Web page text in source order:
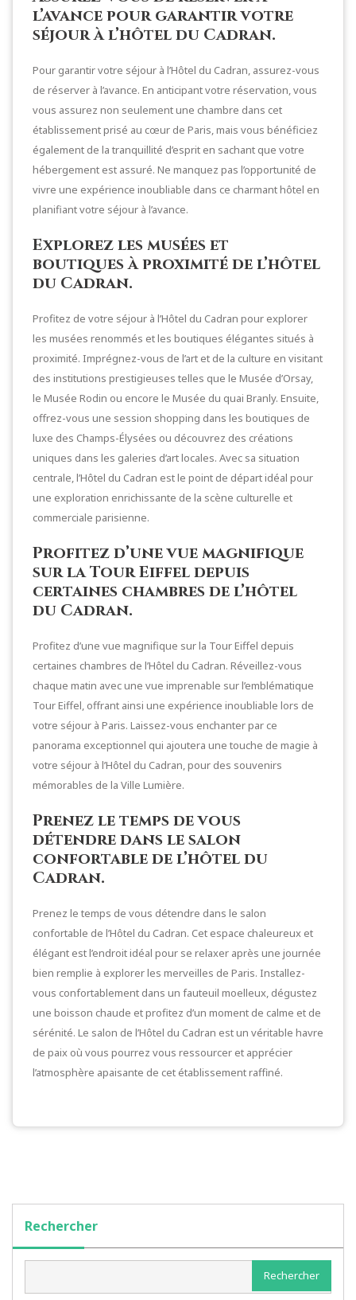
l’avance pour garantir votre
séjour à l’hôtel du Cadran.
Pour garantir votre séjour à l’Hôtel du Cadran, assurez-vous
de réserver à l’avance. En anticipant votre réservation, vous
vous assurez non seulement une chambre dans cet
établissement prisé au cœur de Paris, mais vous bénéficiez
également de la tranquillité d’esprit en sachant que votre
hébergement est assuré. Ne manquez pas l’opportunité de
vivre une expérience inoubliable dans ce charmant hôtel en
planifiant votre séjour à l’avance.
Explorez les musées et
boutiques à proximité de l’hôtel
du Cadran.
Profitez de votre séjour à l’Hôtel du Cadran pour explorer
les musées renommés et les boutiques élégantes situés à
proximité. Imprégnez-vous de l’art et de la culture en visitant
des institutions prestigieuses telles que le Musée d’Orsay,
le Musée Rodin ou encore le Musée du quai Branly. Ensuite,
offrez-vous une session shopping dans les boutiques de
luxe des Champs-Élysées ou découvrez des créations
uniques dans les galeries d’art locales. Avec sa situation
centrale, l’Hôtel du Cadran est le point de départ idéal pour
une exploration enrichissante de la scène culturelle et
commerciale parisienne.
Profitez d’une vue magnifique
sur la Tour Eiffel depuis
certaines chambres de l’hôtel
du Cadran.
Profitez d’une vue magnifique sur la Tour Eiffel depuis
certaines chambres de l’Hôtel du Cadran. Réveillez-vous
chaque matin avec une vue imprenable sur l’emblématique
Tour Eiffel, offrant ainsi une expérience inoubliable lors de
votre séjour à Paris. Laissez-vous enchanter par ce
panorama exceptionnel qui ajoutera une touche de magie à
votre séjour à l’Hôtel du Cadran, pour des souvenirs
mémorables de la Ville Lumière.
Prenez le temps de vous
détendre dans le salon
confortable de l’hôtel du
Cadran.
Prenez le temps de vous détendre dans le salon
confortable de l’Hôtel du Cadran. Cet espace chaleureux et
élégant est l’endroit idéal pour se relaxer après une journée
bien remplie à explorer les merveilles de Paris. Installez-
vous confortablement dans un fauteuil moelleux, dégustez
une boisson chaude et profitez d’un moment de calme et de
sérénité. Le salon de l’Hôtel du Cadran est un véritable havre
de paix où vous pourrez vous ressourcer et apprécier
l’atmosphère apaisante de cet établissement raffiné.
Rechercher
Rechercher